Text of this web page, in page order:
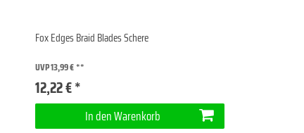
Fox Edges Braid Blades Schere
UVP 13,99 €
12,22 € *
In den Warenkorb